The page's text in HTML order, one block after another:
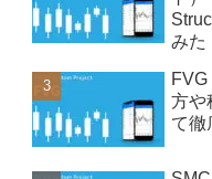
みた
方や
て徹